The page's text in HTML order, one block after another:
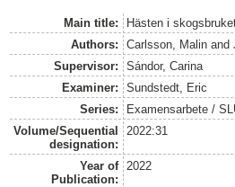
Main title:
Hästen i
Authors:
Carlsson, Malin and
Supervisor:
Sándor, Carina
Examiner:
Sundstedt, Eric
Series:
Examensarbete /
Volume/Sequential
designation:
2022:31
Year of
Publication:
2022